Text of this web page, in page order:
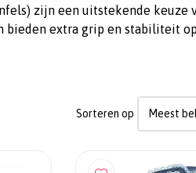
zijn een uitstekende keuze
extra grip en stabiliteit
Sorteren op